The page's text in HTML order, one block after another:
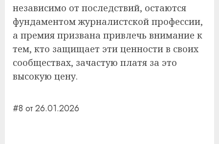
независимо от последствий, остаются
фундаментом журналистской профессии,
а премия призвана привлечь внимание к
тем, кто защищает эти ценности в своих
сообществах, зачастую платя за это
высокую цену.
#8 от 26.01.2026